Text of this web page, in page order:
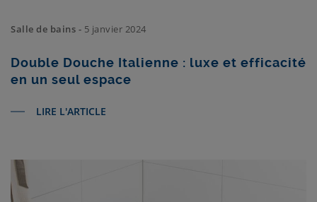
Salle de bains - 5 janvier 2024
Double Douche Italienne : luxe et efficacité
en un seul espace
LIRE L'ARTICLE